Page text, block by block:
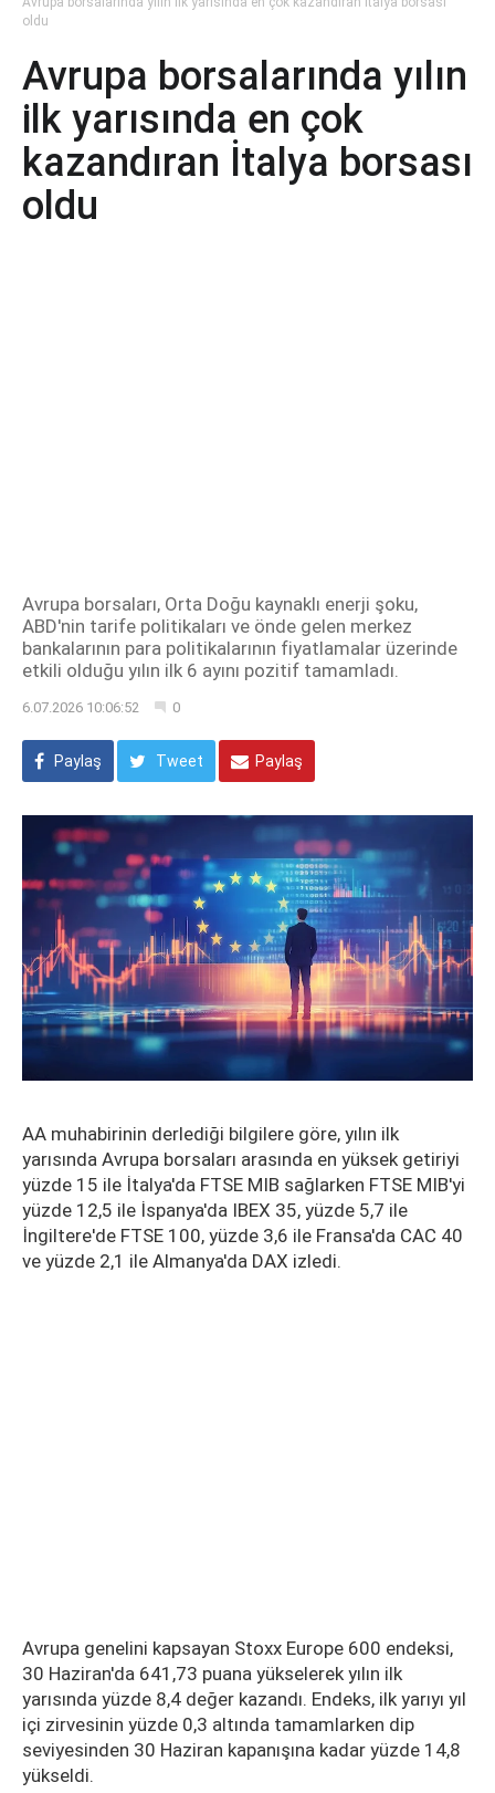
oldu
Avrupa borsalarında yılın
ilk yarısında en çok
kazandıran İtalya borsası
oldu
Avrupa borsaları, Orta Doğu kaynaklı enerji şoku,
ABD'nin tarife politikaları ve önde gelen merkez
bankalarının para politikalarının fiyatlamalar üzerinde
etkili olduğu yılın ilk 6 ayını pozitif tamamladı.
6.07.2026 10:06:52 0
Paylaş Tweet Paylaş
AA muhabirinin derlediği bilgilere göre, yılın ilk
yarısında Avrupa borsaları arasında en yüksek getiriyi
yüzde 15 ile İtalya'da FTSE MIB sağlarken FTSE MIB'yi
yüzde 12,5 ile İspanya'da IBEX 35, yüzde 5,7 ile
İngiltere'de FTSE 100, yüzde 3,6 ile Fransa'da CAC 40
ve yüzde 2,1 ile Almanya'da DAX izledi.
Avrupa genelini kapsayan Stoxx Europe 600 endeksi,
30 Haziran'da 641,73 puana yükselerek yılın ilk
yarısında yüzde 8,4 değer kazandı. Endeks, ilk yarıyı yıl
içi zirvesinin yüzde 0,3 altında tamamlarken dip
seviyesinden 30 Haziran kapanışına kadar yüzde 14,8
yükseldi.